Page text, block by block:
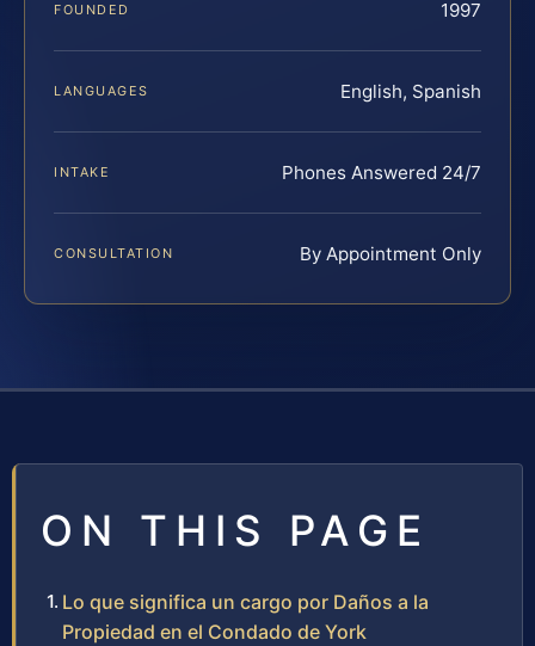
FOUNDED 1997
LANGUAGES English, Spanish
INTAKE Phones Answered 24/7
CONSULTATION By Appointment Only
ON THIS PAGE
Lo que significa un cargo por Daños a la
Propiedad en el Condado de York